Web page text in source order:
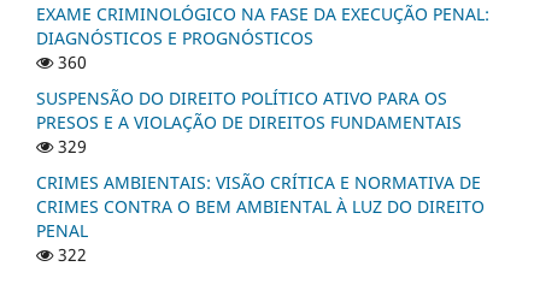
EXAME CRIMINOLÓGICO NA FASE DA EXECUÇÃO PENAL:
DIAGNÓSTICOS E PROGNÓSTICOS
360
SUSPENSÃO DO DIREITO POLÍTICO ATIVO PARA OS
PRESOS E A VIOLAÇÃO DE DIREITOS FUNDAMENTAIS
329
CRIMES AMBIENTAIS: VISÃO CRÍTICA E NORMATIVA DE
CRIMES CONTRA O BEM AMBIENTAL À LUZ DO DIREITO
PENAL
322